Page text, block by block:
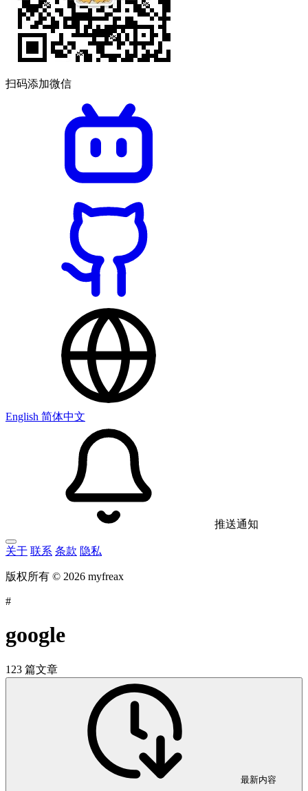
扫码添加微信
English 简体中文
推送通知
关于 联系 条款 隐私
版权所有 © 2026 myfreax
#
google
123 篇文章
最新内容